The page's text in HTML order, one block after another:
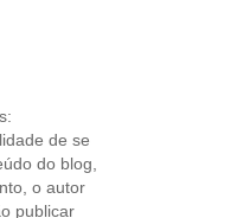
de se
do blog,
o autor
publicar